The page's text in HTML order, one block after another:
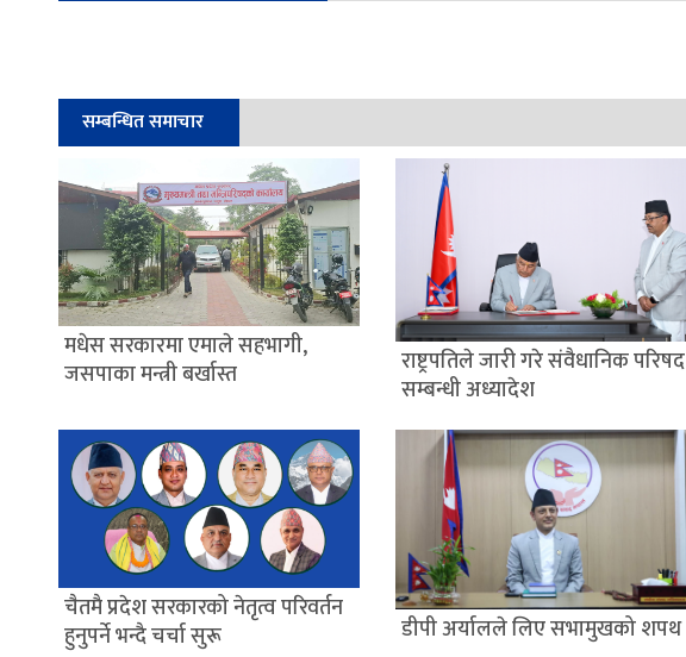
सम्बन्धित समाचार
मधेस सरकारमा एमाले सहभागी,
जसपाका मन्त्री बर्खास्त
राष्ट्रपतिले जारी गरे संवैधानिक परिषद
सम्बन्धी अध्यादेश
चैतमै प्रदेश सरकारको नेतृत्व परिवर्तन
हुनुपर्ने भन्दै चर्चा सुरू
डीपी अर्यालले लिए सभामुखको शपथ